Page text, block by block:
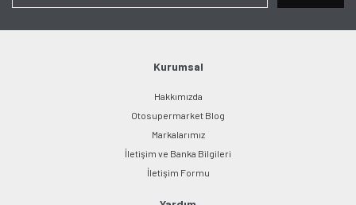
Kurumsal
Hakkımızda
Otosupermarket Blog
Markalarımız
İletişim ve Banka Bilgileri
İletişim Formu